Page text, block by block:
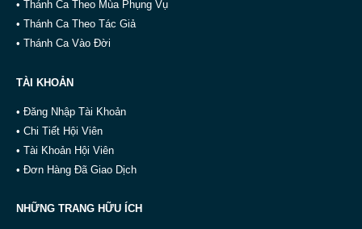
• Thánh Ca Theo Mùa Phụng Vụ
• Thánh Ca Theo Tác Giả
• Thánh Ca Vào Đời
TÀI KHOẢN
• Đăng Nhập Tài Khoản
• Chi Tiết Hội Viên
• Tài Khoản Hội Viên
• Đơn Hàng Đã Giao Dịch
NHỮNG TRANG HỮU ÍCH